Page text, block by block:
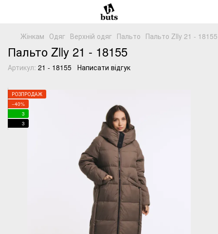
Жінкам Одяг Верхній одяг Пальто Пальто Zlly 21 -
Пальто Zlly 21 - 18155
Артикул: 21 - 18155 Написати відгук
РОЗПРОДАЖ
−40%
3
3